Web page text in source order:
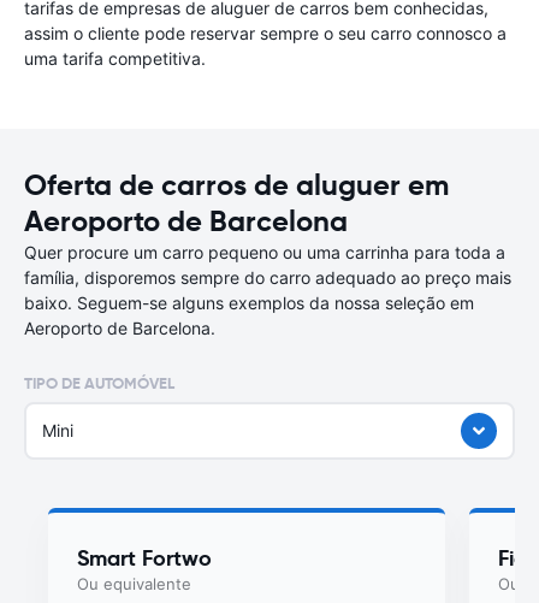
tarifas de empresas de aluguer de carros bem conhecidas,
assim o cliente pode reservar sempre o seu carro connosco a
uma tarifa competitiva.
Oferta de carros de aluguer em
Aeroporto de Barcelona
Quer procure um carro pequeno ou uma carrinha para toda a
família, disporemos sempre do carro adequado ao preço mais
baixo. Seguem-se alguns exemplos da nossa seleção em
Aeroporto de Barcelona.
TIPO DE AUTOMÓVEL
Mini
Smart Fortwo
Ou equivalente Ou